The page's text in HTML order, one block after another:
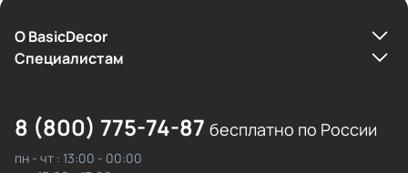
О BasicDecor
Cпециалистам
8 (800) 775-74-87 бесплатно по России
пн - чт : 13:00 - 00:00